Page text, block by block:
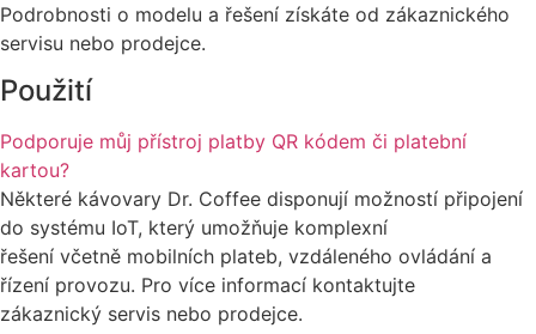
Podrobnosti o modelu a řešení získáte od zákaznického
servisu nebo prodejce.
Použití
Podporuje můj přístroj platby QR kódem či platební
kartou?
Některé kávovary Dr. Coffee disponují možností připojení
do systému IoT, který umožňuje komplexní
řešení včetně mobilních plateb, vzdáleného ovládání a
řízení provozu. Pro více informací kontaktujte
zákaznický servis nebo prodejce.